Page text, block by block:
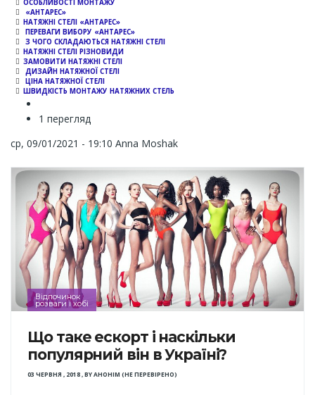
ОСОБЛИВОСТІ МОНТАЖУ
«АНТАРЕС»
НАТЯЖНІ СТЕЛІ «АНТАРЕС»
ПЕРЕВАГИ ВИБОРУ «АНТАРЕС»
З ЧОГО СКЛАДАЮТЬСЯ НАТЯЖНІ СТЕЛІ
НАТЯЖНІ СТЕЛІ РІЗНОВИДИ
ЗАМОВИТИ НАТЯЖНІ СТЕЛІ
ДИЗАЙН НАТЯЖНОЇ СТЕЛІ
ЦІНА НАТЯЖНОЇ СТЕЛІ
ШВИДКІСТЬ МОНТАЖУ НАТЯЖНИХ СТЕЛЬ
1 перегляд
ср, 09/01/2021 - 19:10 Anna Moshak
Відпочинок
розваги і хобі
Що таке ескорт і наскільки
популярний він в Україні?
03 ЧЕРВНЯ , 2018,BYАНОНІМ (НЕ ПЕРЕВІРЕНО)